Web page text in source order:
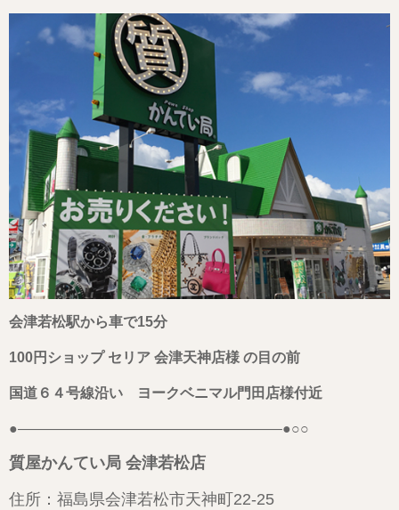
会津若松駅から車で15分
100円ショップ セリア 会津天神店様 の目の前
国道６４号線沿い ヨークベニマル門田店様付近
●——————————————————–●○○
質屋かんてい局 会津若松店
住所：福島県会津若松市天神町22-25